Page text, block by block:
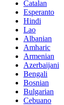
Catalan
Esperanto
Hindi
Lao
Albanian
Amharic
Armenian
Azerbaijani
Bengali
Bosnian
Bulgarian
Cebuano